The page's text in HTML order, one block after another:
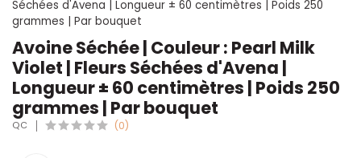
Séchées d'Avena | Longueur ± 60 centimètres | Poids 250
grammes | Par bouquet
Avoine Séchée | Couleur : Pearl Milk
Violet | Fleurs Séchées d'Avena |
Longueur ± 60 centimètres | Poids 250
grammes | Par bouquet
QC (0)